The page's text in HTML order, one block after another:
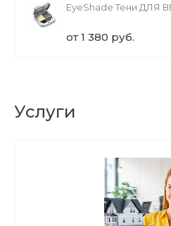
EyeShade Тени ДЛЯ
от 1 380 руб.
Услуги